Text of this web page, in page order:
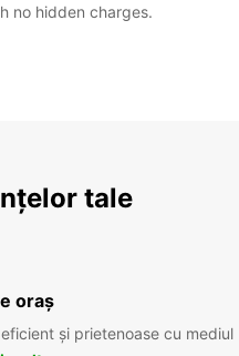
no hidden charges.
tale
oraș
și prietenoase cu mediul